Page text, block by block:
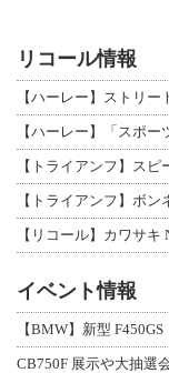
リコール情報
【ハーレー】ストリ
【トライアンフ】ス
【リコール】カワサキ
イベント情報
【BMW】新型
CB750F 展示や大抽選